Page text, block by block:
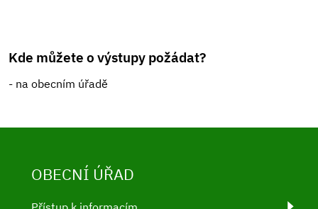
Kde můžete o výstupy požádat?
- na obecním úřadě
OBECNÍ ÚŘAD